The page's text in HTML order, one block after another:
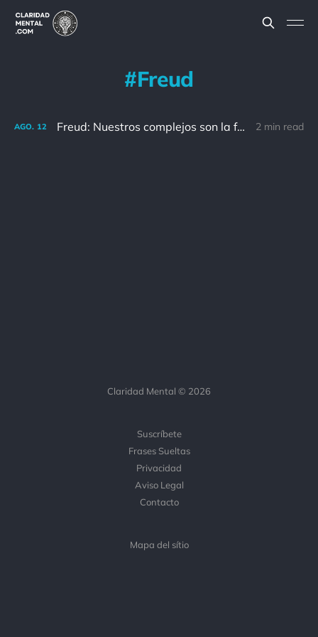
Freud
AGO. 12 Freud: Nuestros complejos son la fuente de nuestra debilidad, pero con frecuencia son también la fuente de nuestra fuerza. 2 min read
Claridad Mental © 2026
Suscríbete
Frases Sueltas
Privacidad
Aviso Legal
Contacto
Mapa del sítio